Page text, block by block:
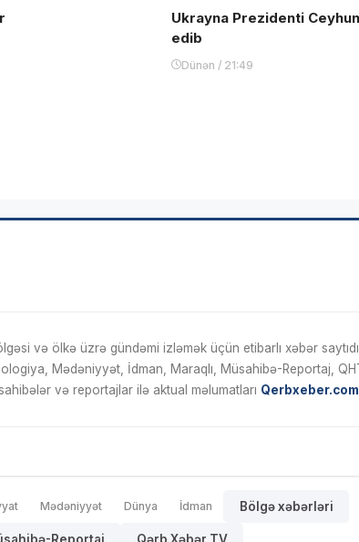
Ukrayna Prezidenti
edib
Dünən / 21:49
və ölkə üzrə gündəmi izləmək üçün etibarlı xəbər
Mədəniyyət, İdman, Maraqlı, Müsahibə-Reportaj,
və reportajlar ilə aktual məlumatları Qerbxeber.com
Mədəniyyət Dünya İdman Bölgə xəbərləri
Reportaj Qərb Xəbər TV